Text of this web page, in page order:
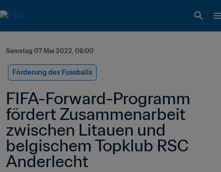
Samstag 07 Mai 2022, 06:00
Förderung des Fussballs
FIFA-Forward-Programm
fördert Zusammenarbeit
zwischen Litauen und
belgischem Topklub RSC
Anderlecht